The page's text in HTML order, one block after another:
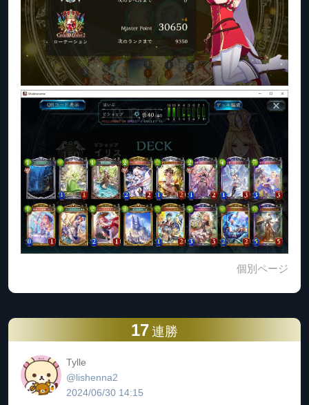
個別ページ
17 連勝
Tylle
@lishenna2
2024/06/30 14:15